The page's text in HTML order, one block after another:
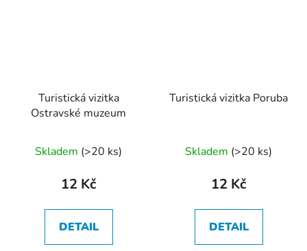
Turistická vizitka
Ostravské muzeum
Skladem (>20 ks)
12 Kč
DETAIL
Turistická vizitka Poruba
Skladem (>20 ks)
12 Kč
DETAIL